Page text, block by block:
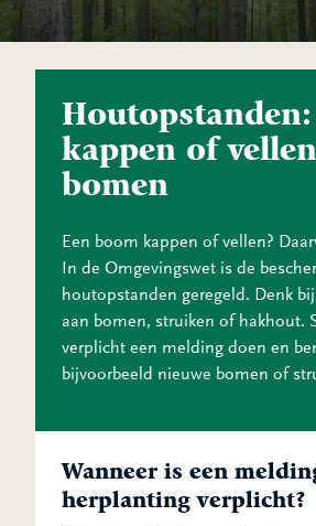
kappen of
bomen
Een boom kappen of vellen?
In de Omgevingswet is de
houtopstanden geregeld. Denk
aan bomen, struiken of hakhout.
verplicht een melding doen en
bijvoorbeeld nieuwe bomen of
Wanneer is een
herplanting verplicht?